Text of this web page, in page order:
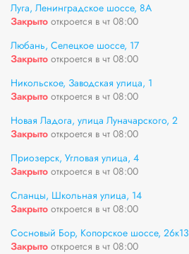
Луга, Ленинградское шоссе, 8А
Закрыто откроется в чт 08:00
Любань, Селецкое шоссе, 17
Закрыто откроется в чт 08:00
Никольское, Заводская улица, 1
Закрыто откроется в чт 08:00
Новая Ладога, улица Луначарского, 2
Закрыто откроется в чт 08:00
Приозерск, Угловая улица, 4
Закрыто откроется в чт 08:00
Сланцы, Школьная улица, 14
Закрыто откроется в чт 08:00
Сосновый Бор, Копорское шоссе, 26к13
Закрыто откроется в чт 08:00